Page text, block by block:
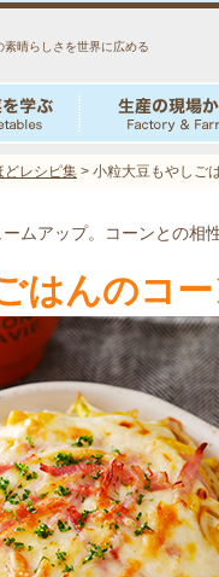
素晴らしさを世界に広める
どレシピ集 > 小粒大豆もやしご
ムアップ。コーンとの相
はんのコ